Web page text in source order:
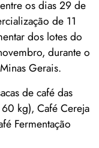
os dias 29 de
de 11
dos lotes do
durante o
Gerais.
de café das
kg), Café Cereja
Fermentação